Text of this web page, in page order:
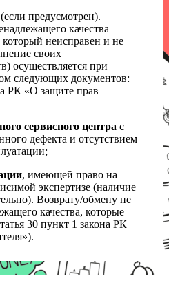
(если предусмотрен).
качества
который неисправен и не
своих
осуществляется при
следующих документов:
РК «О защите прав
сервисного центра с
дефекта и отсутствием
, имеющей право на
экспертизе (наличие
Возврату/обмену не
качества, которые
30 пункт 1 закона РК